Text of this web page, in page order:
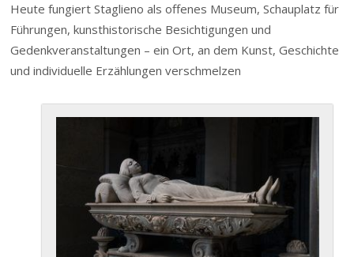
Heute fungiert Staglieno als offenes Museum, Schauplatz für
Führungen, kunsthistorische Besichtigungen und
Gedenkveranstaltungen – ein Ort, an dem Kunst, Geschichte
und individuelle Erzählungen verschmelzen